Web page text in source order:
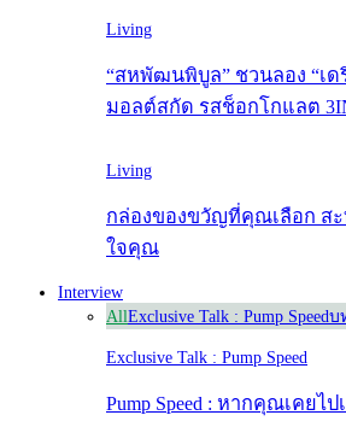
Living
“สหพัฒนพิบูล” ชวนลอง “เด
มอลต์สกัด รสช็อกโกแลต
Living
กล่องของขวัญที่คุณเลือก ส
ใจคุณ
Interview
AllExclusive Talk : Pump Speedบ
Exclusive Talk : Pump Speed
Pump Speed : หากคุณเคยไป